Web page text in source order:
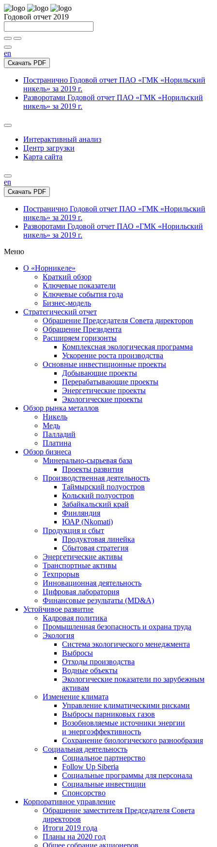
Годовой отчет 2019
en
Скачать PDF
Постранично Годовой отчет ПАО «ГМК «Норильский
никель» за 2019 г.
Разворотами Годовой отчет ПАО «ГМК «Норильский
никель» за 2019 г.
Интерактивный анализ
Центр загрузки
Карта сайта
en
Скачать PDF
Постранично Годовой отчет ПАО «ГМК «Норильский
никель» за 2019 г.
Разворотами Годовой отчет ПАО «ГМК «Норильский
никель» за 2019 г.
Меню
О «Норникеле»
Краткий обзор
Ключевые показатели
Ключевые события года
Бизнес-модель
Стратегический отчет
Обращение Председателя Совета директоров
Обращение Президента
Расширяем горизонты
Комплексная экологическая программа
Ускорение роста производства
Основные инвестиционные проекты
Добывающие проекты
Перерабатывающие проекты
Энергетические проекты
Экологические проекты
Обзор рынка металлов
Никель
Медь
Палладий
Платина
Обзор бизнеса
Минерально-сырьевая база
Проекты развития
Производственная деятельность
Таймырский полуостров
Кольский полуостров
Забайкальский край
Финляндия
ЮАР (Nkomati)
Продукция и сбыт
Продуктовая линейка
Сбытовая стратегия
Энергетические активы
Транспортные активы
Техпрорыв
Инновационная деятельность
Цифровая лаборатория
Финансовые результаты (MD&A)
Устойчивое развитие
Кадровая политика
Промышленная безопасность и охрана труда
Экология
Система экологического менеджмента
Выбросы
Отходы производства
Водные объекты
Экологические показатели по зарубежным
активам
Изменение климата
Управление климатическими рисками
Выбросы парниковых газов
Возобновляемые источники энергии
и энергоэффективность
Сохранение биологического разнообразия
Социальная деятельность
Социальное партнерство
Follow Up Siberia
Социальные программы для персонала
Социальные инвестиции
Спонсорство
Корпоративное управление
Обращение заместителя Председателя Совета
директоров
Итоги 2019 года
Планы на 2020 год
Общее собрание акционеров